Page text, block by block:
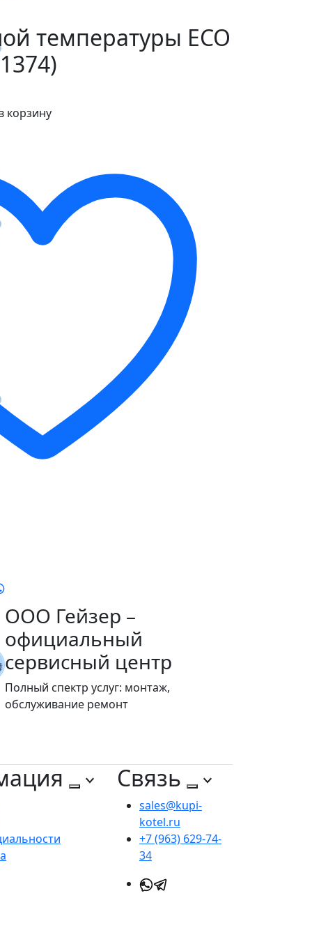
температуры ECO
корзину
ООО Гейзер –
официальный
сервисный центр
Полный спектр услуг: монтаж,
обслуживание ремонт
Связь
sales@kupi-
kotel.ru
+7 (963) 629-74-
34